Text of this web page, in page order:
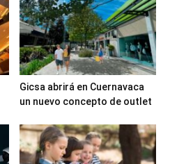
Gicsa abrirá en Cuernavaca
un nuevo concepto de outlet